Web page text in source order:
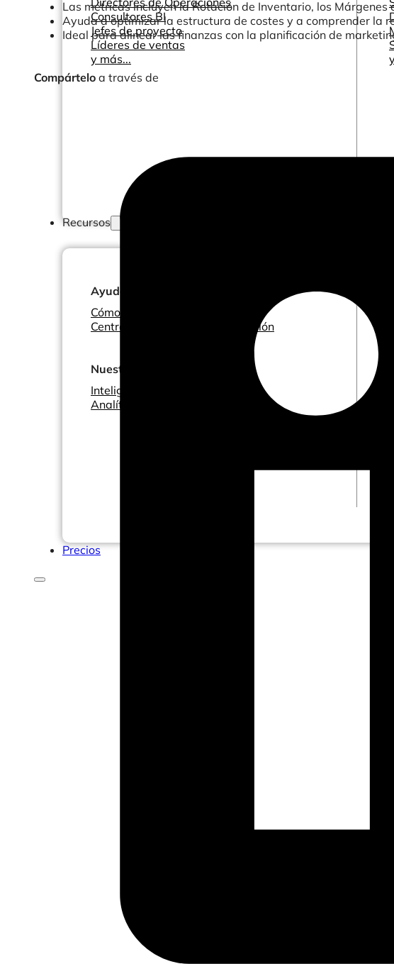
Consultores BI
Jefes de proyecto
Líderes de ventas
y más...
Recursos
Ayuda
Cómo ayudamos
Centro de Ayuda y Documentación
Nuestros servicios
Inteligencia empresarial
Analítica avanzada y ML
Precios
Las métricas incluyen la Rotación de Inventario, los
Ayuda a optimizar la estructura de costes y a comprender la
Ideal para alinear las finanzas con la planificación de
Compártelo a través de